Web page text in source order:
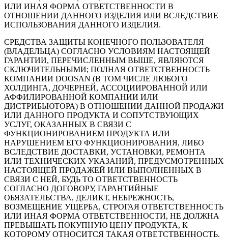
ИЛИ ИНАЯ ФОРМА ОТВЕТСТВЕННОСТИ В
ОТНОШЕНИИ ДАННОГО ИЗДЕЛИЯ ИЛИ ВСЛЕДСТВИЕ
ИСПОЛЬЗОВАНИЯ ДАННОГО ИЗДЕЛИЯ.
СРЕДСТВА ЗАЩИТЫ КОНЕЧНОГО ПОЛЬЗОВАТЕЛЯ
(ВЛАДЕЛЬЦА) СОГЛАСНО УСЛОВИЯМ НАСТОЯЩЕЙ
ГАРАНТИИ, ПЕРЕЧИСЛЕННЫМ ВЫШЕ, ЯВЛЯЮТСЯ
СКЛЮЧИТЕЛЬНЫМИ; ПОЛНАЯ ОТВЕТСТВЕННОСТЬ
КОМПАНИИ DOOSAN (В ТОМ ЧИСЛЕ ЛЮБОГО
ХОЛДИНГА, ДОЧЕРНЕЙ, АССОЦИИРОВАННОЙ ИЛИ
АФФИЛИРОВАННОЙ КОМПАНИИ ИЛИ
ДИСТРИБЬЮТОРА) В ОТНОШЕНИИ ДАННОЙ ПРОДАЖИ
ИЛИ ДАННОГО ПРОДУКТА И СОПУТСТВУЮЩИХ
УСЛУГ, ОКАЗАННЫХ В СВЯЗИ С
ФУНКЦИОНИРОВАНИЕМ ПРОДУКТА ИЛИ
НАРУШЕНИЕМ ЕГО ФУНКЦИОНИРОВАНИЯ, ЛИБО
ВСЛЕДСТВИЕ ДОСТАВКИ, УСТАНОВКИ, РЕМОНТА
ИЛИ ТЕХНИЧЕСКИХ УКАЗАНИЙ, ПРЕДУСМОТРЕННЫХ
НАСТОЯЩЕЙ ПРОДАЖЕЙ ИЛИ ВЫПОЛНЕННЫХ В
СВЯЗИ С НЕЙ, БУДЬ ТО ОТВЕТСТВЕННОСТЬ
СОГЛАСНО ДОГОВОРУ, ГАРАНТИЙНЫЕ
ОБЯЗАТЕЛЬСТВА, ДЕЛИКТ, НЕБРЕЖНОСТЬ,
ВОЗМЕЩЕНИЕ УЩЕРБА, СТРОГАЯ ОТВЕТСТВЕННОСТЬ
ИЛИ ИНАЯ ФОРМА ОТВЕТСТВЕННОСТИ, НЕ ДОЛЖНА
ПРЕВЫШАТЬ ПОКУПНУЮ ЦЕНУ ПРОДУКТА, К
КОТОРОМУ ОТНОСИТСЯ ТАКАЯ ОТВЕТСТВЕННОСТЬ.